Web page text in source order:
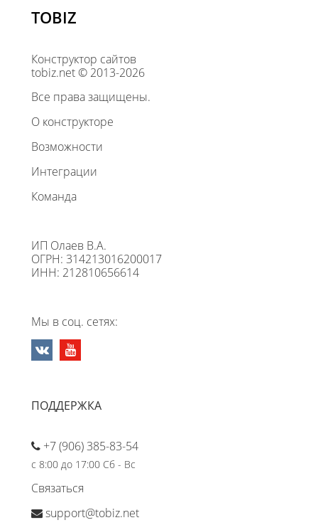
TOBIZ
Конструктор сайтов
tobiz.net © 2013-2026
Все права защищены.
О конструкторе
Возможности
Интеграции
Команда
ИП Олаев В.А.
ОГРН: 314213016200017
ИНН: 212810656614
Мы в соц. сетях:
ПОДДЕРЖКА
+7 (906) 385-83-54
с 8:00 до 17:00 Сб - Вс
Связаться
support@tobiz.net